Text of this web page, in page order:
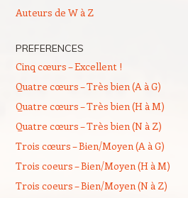
Auteurs de W à Z
PREFERENCES
Cinq cœurs – Excellent !
Quatre cœurs – Très bien (A à G)
Quatre cœurs – Très bien (H à M)
Quatre cœurs – Très bien (N à Z)
Trois cœurs – Bien/Moyen (A à G)
Trois coeurs – Bien/Moyen (H à M)
Trois coeurs – Bien/Moyen (N à Z)